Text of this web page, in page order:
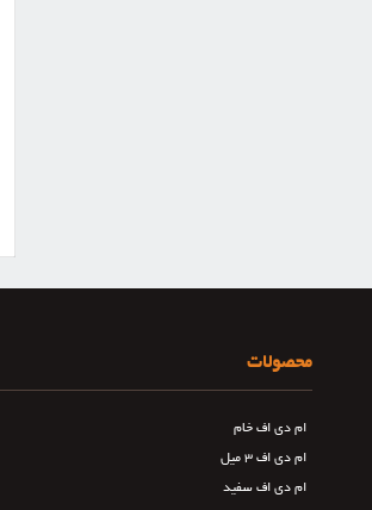
محصولات
ام دی اف خام
ام دی اف ۳ میل
ام دی اف سفید